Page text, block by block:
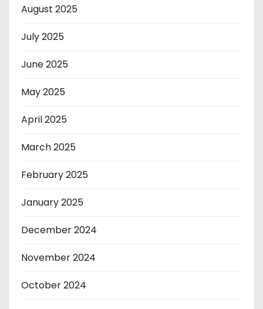
August 2025
July 2025
June 2025
May 2025
April 2025
March 2025
February 2025
January 2025
December 2024
November 2024
October 2024